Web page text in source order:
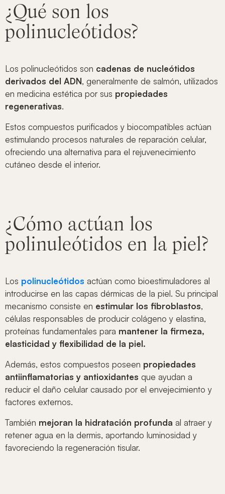
¿Qué son los
polinucleótidos?
Los polinucleótidos son cadenas de nucleótidos
derivados del ADN, generalmente de salmón, utilizados
en medicina estética por sus propiedades
regenerativas.
Estos compuestos purificados y biocompatibles actúan
estimulando procesos naturales de reparación celular,
ofreciendo una alternativa para el rejuvenecimiento
cutáneo desde el interior.
¿Cómo actúan los
polinuleótidos en la piel?
Los polinucleótidos actúan como bioestimuladores al
introducirse en las capas dérmicas de la piel. Su principal
mecanismo consiste en estimular los fibroblastos,
células responsables de producir colágeno y elastina,
proteínas fundamentales para mantener la firmeza,
elasticidad y flexibilidad de la piel.
Además, estos compuestos poseen propiedades
antiinflamatorias y antioxidantes que ayudan a
reducir el daño celular causado por el envejecimiento y
factores externos.
También mejoran la hidratación profunda al atraer y
retener agua en la dermis, aportando luminosidad y
favoreciendo la regeneración tisular.